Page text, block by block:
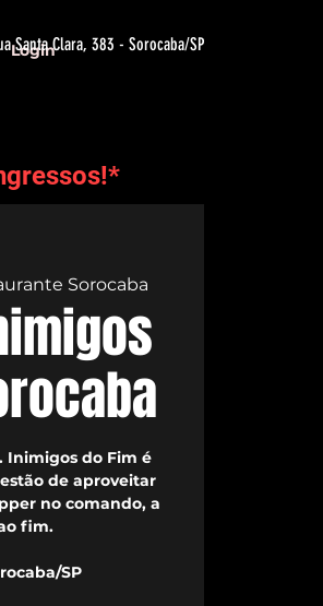
Santa Clara, 383 - Sorocaba/SP
Login
Sorocaba
Inimigos do Fim é
de aproveitar
no comando, a
fim.
SP